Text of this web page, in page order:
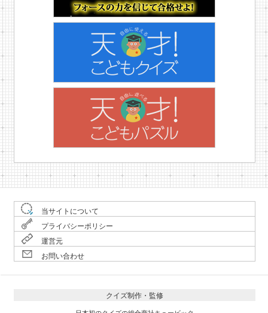
当サイトについて
プライバシーポリシー
運営元
お問い合わせ
クイズ制作・監修